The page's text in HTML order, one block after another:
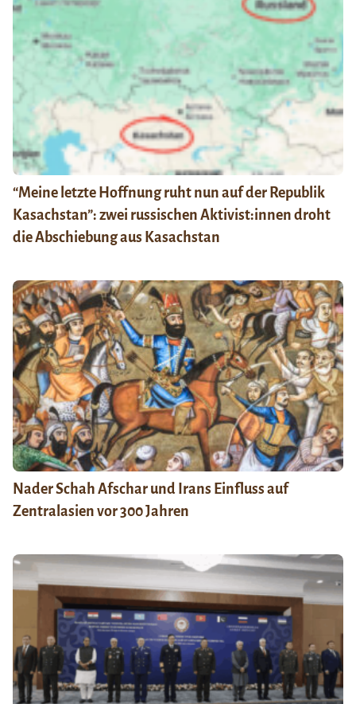
“Meine letzte Hoffnung ruht nun auf der Republik
Kasachstan”: zwei russischen Aktivist:innen droht
die Abschiebung aus Kasachstan
Nader Schah Afschar und Irans Einfluss auf
Zentralasien vor 300 Jahren